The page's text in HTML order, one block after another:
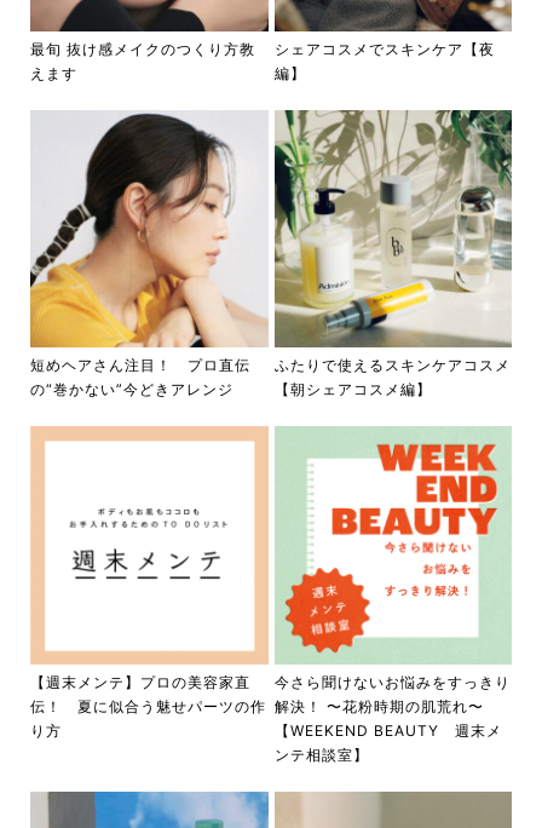
最旬 抜け感メイクのつくり方教
えます
シェアコスメでスキンケア【夜
編】
短めヘアさん注目！ プロ直伝
の“巻かない”今どきアレンジ
ふたりで使えるスキンケアコスメ
【朝シェアコスメ編】
【週末メンテ】プロの美容家直
伝！ 夏に似合う魅せパーツの作
り方
今さら聞けないお悩みをすっきり
解決！ 〜花粉時期の肌荒れ〜
【WEEKEND BEAUTY 週末メ
ンテ相談室】